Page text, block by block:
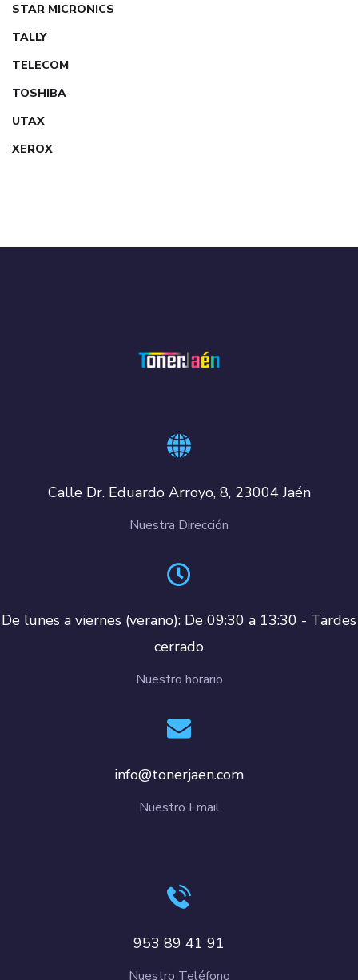
STAR MICRONICS
TALLY
TELECOM
TOSHIBA
UTAX
XEROX
Calle Dr. Eduardo Arroyo, 8, 23004 Jaén
Nuestra Dirección
De lunes a viernes (verano): De 09:30 a 13:30 - Tardes
cerrado
Nuestro horario
info@tonerjaen.com
Nuestro Email
953 89 41 91
Nuestro Teléfono